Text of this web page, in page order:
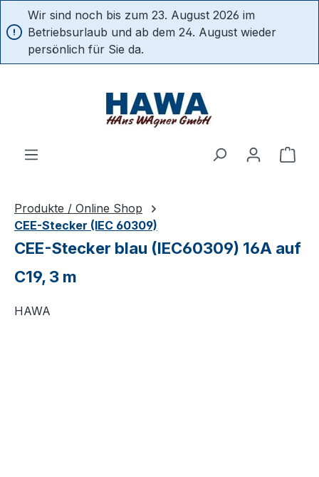
springen
Wir sind noch bis zum 23. August 2026 im
Betriebsurlaub und ab dem 24. August wieder
persönlich für Sie da.
Produkte / Online Shop
CEE-Stecker (IEC 60309)
CEE-Stecker blau (IEC60309) 16A auf
C19, 3 m
HAWA